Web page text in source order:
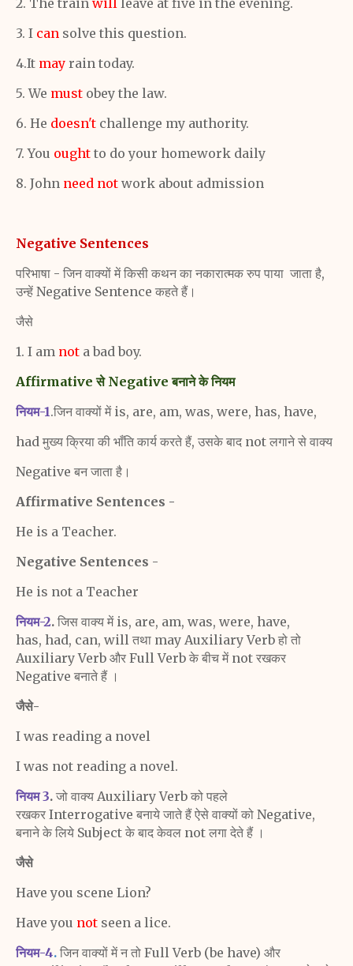
3. I can solve this question.
4.It may rain today.
5. We must obey the law.
6. He doesn't challenge my authority.
7. You ought to do your homework daily
8. John need not work about admission
Negative Sentences
परिभाषा - जिन वाक्यों में किसी कथन का नकारात्मक रुप पाया जाता है,
उन्हें Negative Sentence कहते हैं।
जैसे
1. I am not a bad boy.
Affirmative से Negative बनाने के नियम
नियम-1.जिन वाक्यों में is, are, am, was, were, has, have,
had मुख्य क्रिया की भाँति कार्य करते हैं, उसके बाद not लगाने से वाक्य
Negative बन जाता है।
Affirmative Sentences -
He is a Teacher.
Negative Sentences -
He is not a Teacher
नियम-2. जिस वाक्य में is, are, am, was, were, have,
has, had, can, will तथा may Auxiliary Verb हो तो
AuxiliaryVerb और Full Verb के बीच में not रखकर
Negative बनाते हैं ।
जैसे-
I was reading a novel
I was not reading a novel.
नियम 3. जो वाक्य Auxiliary Verb को पहले
रखकर Interrogative बनाये जाते हैं ऐसे वाक्यों को Negative,
बनाने के लिये Subject के बाद केवल not लगा देते हैं ।
जैसे
Have you scene Lion?
Have you not seen a lice.
नियम-4. जिन वाक्यों में न तो Full Verb (be have) और